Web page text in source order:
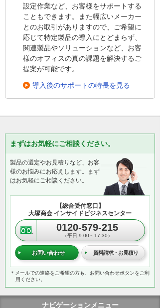
設定作業など、お客様をサポートする
こともできます。また幅広いメーカー
とのお取引がありますので、ご希望に
応じて特定製品の導入にとどまらず、
関連製品やソリューションなど、お客
様のオフィスの真の課題を解決するご
提案が可能です。
導入後のサポートの特長を見る
まずはお気軽にご相談ください。
製品の選定やお見積りなど、お客
様のお悩みにお応えします。まず
はお気軽にご相談ください。
【総合受付窓口】
大塚商会 インサイドビジネスセンター
0120-579-215
（平日 9:00～17:30）
お問い合わせ 資料請求・お見積り
＊メールでの連絡をご希望の方も、お問い合わせボタンをご利
用ください。
ナビゲーションメニュー